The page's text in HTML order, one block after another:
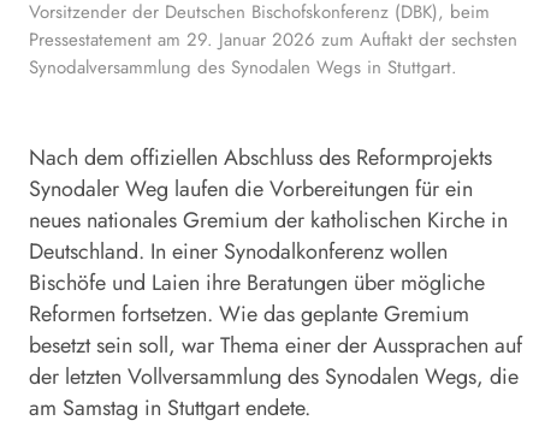
Vorsitzender der Deutschen Bischofskonferenz (DBK), beim
Pressestatement am 29. Januar 2026 zum Auftakt der sechsten
Synodalversammlung des Synodalen Wegs in Stuttgart.
Nach dem offiziellen Abschluss des Reformprojekts
SynodalerWeg laufen die Vorbereitungen für ein
neues nationales Gremium der katholischen Kirche in
Deutschland. In einer Synodalkonferenz wollen
Bischöfe und Laien ihre Beratungen über mögliche
Reformen fortsetzen. Wie das geplante Gremium
besetzt sein soll, war Thema einer der Aussprachen auf
der letzten Vollversammlung des Synodalen Wegs, die
am Samstag in Stuttgart endete.